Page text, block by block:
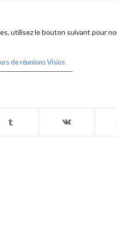
utilisez le bouton suivant pour
de réunions Visios